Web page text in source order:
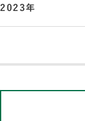
2023年